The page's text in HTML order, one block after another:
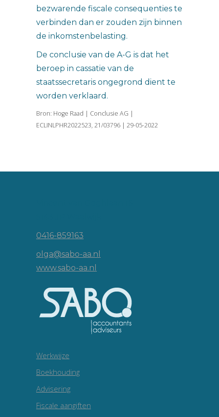
bezwarende fiscale consequenties te
verbinden dan er zouden zijn binnen
de inkomstenbelasting.
De conclusie van de A-G is dat het
beroep in cassatie van de
staatssecretaris ongegrond dient te
worden verklaard.
Bron: Hoge Raad | Conclusie AG |
ECLINLPHR2022523, 21/03796 | 29-05-2022
0416-859163
olga@sabo-aa.nl
www.sabo-aa.nl
Werkwijze
Boekhouding
Advisering
Fiscale aangiften